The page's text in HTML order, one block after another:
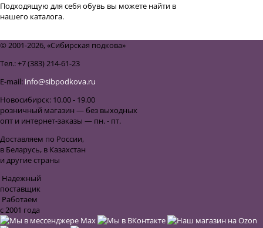
Подходящую для себя обувь вы можете найти в
нашего каталога.
© 2001-2026, «Сибирская подкова»
Тел.: +7 (383) 214-61-23
E-mail: info@sibpodkova.ru
Новосибирск: 10.00 - 19.00
розничный магазин — без выходных
опт и интернет-заказы — пн. - пт.
Доставляем по России,
в Беларусь, в Казахстан
и другие страны
Надежный
поставщик
Работаем
с 2001 года